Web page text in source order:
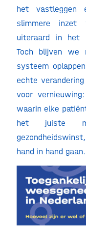
het vastleggen
slimmere inzet
uiteraard in het
Toch blijven we
systeem
echte
voor
waarin elke
het juiste
hand in hand gaan.